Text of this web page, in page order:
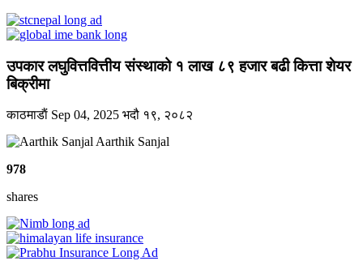
उपकार लघुवित्तवित्तीय संस्थाको १ लाख ८९ हजार बढी कित्ता शेयर
बिक्रीमा
काठमाडाैं Sep 04, 2025 भदौ १९, २०८२
Aarthik Sanjal
978
shares